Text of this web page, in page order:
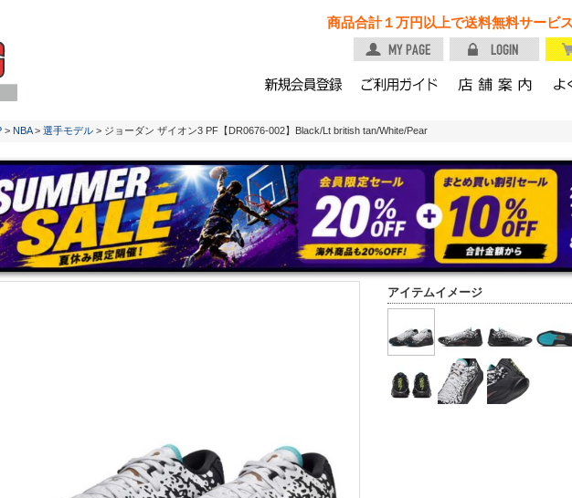
商品合計１万円以上で送料無料サービス
> NBA> 選手モデル > ジョーダン ザイオン3 PF【DR0676-002】Black/Lt british tan/White/Pear
アイテムイメージ